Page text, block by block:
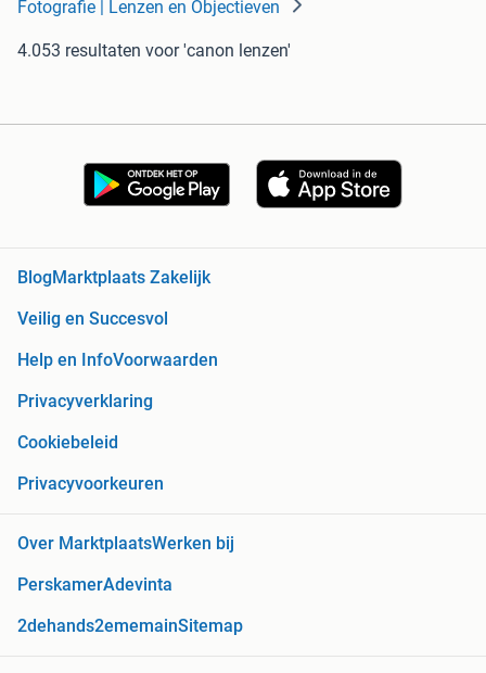
Fotografie | Lenzen en Objectieven
4.053 resultaten voor 'canon lenzen'
BlogMarktplaats Zakelijk
Veilig en Succesvol
Help en InfoVoorwaarden
Privacyverklaring
Cookiebeleid
Privacyvoorkeuren
Over MarktplaatsWerken bij
PerskamerAdevinta
2dehands2ememainSitemap